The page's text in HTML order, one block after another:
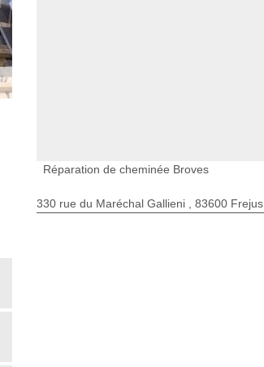
Réparation de cheminée Broves
330 rue du Maréchal Gallieni , 83600 Frejus